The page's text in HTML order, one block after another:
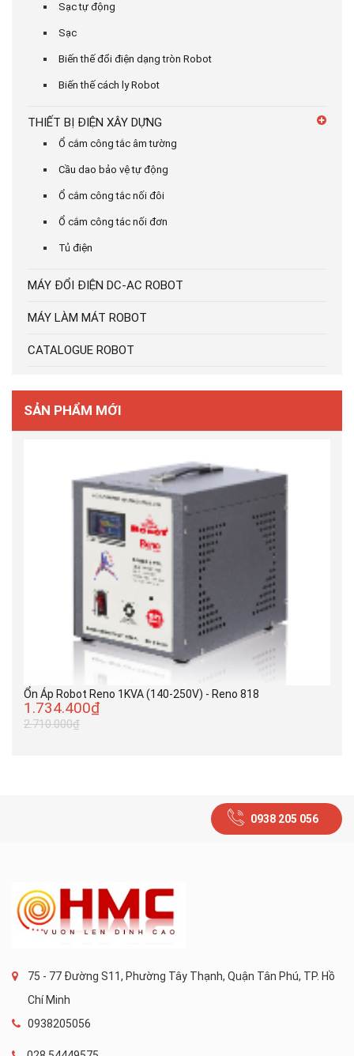
Sạc tự động
Sạc
Biến thế đổi điện dạng tròn Robot
Biến thế cách ly Robot
THIẾT BỊ ĐIỆN XÂY DỰNG
Ổ cắm công tắc âm tường
Cầu dao bảo vệ tự động
Ổ cắm công tắc nối đôi
Ổ cắm công tác nối đơn
Tủ điện
MÁY ĐỔI ĐIỆN DC-AC ROBOT
MÁY LÀM MÁT ROBOT
CATALOGUE ROBOT
SẢN PHẨM MỚI
Ổn Áp Robot Reno 1KVA (140-250V) - Reno 818
1.734.400₫
2.710.000₫
0938 205 056
75 - 77 Đường S11, Phường Tây Thạnh, Quận Tân Phú, TP. Hồ
Chí Minh
0938205056